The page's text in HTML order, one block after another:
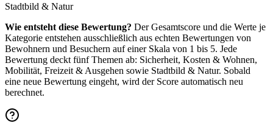
Stadtbild & Natur
Wie entsteht diese Bewertung? Der Gesamtscore und die Werte je
Kategorie entstehen ausschließlich aus echten Bewertungen von
Bewohnern und Besuchern auf einer Skala von 1 bis 5. Jede
Bewertung deckt fünf Themen ab: Sicherheit, Kosten & Wohnen,
Mobilität, Freizeit & Ausgehen sowie Stadtbild & Natur. Sobald
eine neue Bewertung eingeht, wird der Score automatisch neu
berechnet.